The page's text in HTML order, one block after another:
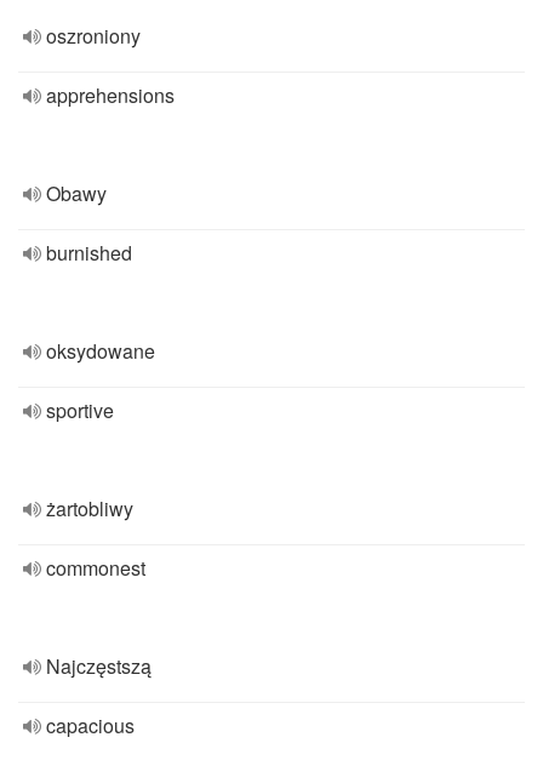
oszroniony
apprehensions
Obawy
burnished
oksydowane
sportive
żartobliwy
commonest
Najczęstszą
capacious